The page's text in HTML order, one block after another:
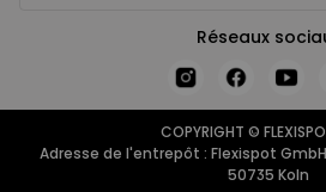
Réseaux
COPYRIGHT ©
Adresse de l'entrepôt : Flexispot
50735 Koln